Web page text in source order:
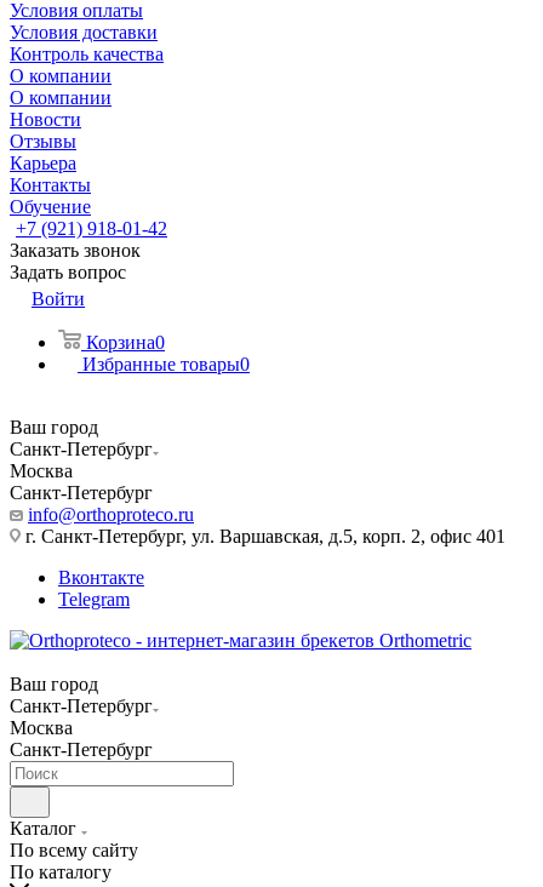
Условия оплаты
Условия доставки
Контроль качества
О компании
О компании
Новости
Отзывы
Карьера
Контакты
Обучение
+7 (921) 918-01-42
Заказать звонок
Задать вопрос
Войти
Корзина0
Избранные товары0
Ваш город
Санкт-Петербург
Москва
Санкт-Петербург
info@orthoproteco.ru
г. Санкт-Петербург, ул. Варшавская, д.5, корп. 2, офис 401
Вконтакте
Telegram
Ваш город
Санкт-Петербург
Москва
Санкт-Петербург
Каталог
По всему сайту
По каталогу